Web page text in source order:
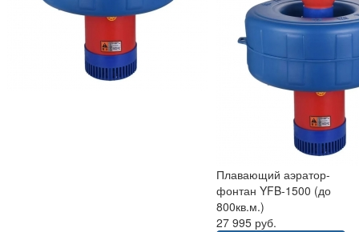
Плавающий аэратор-
фонтан YFB-1500 (до
800кв.м.)
27 995 руб.